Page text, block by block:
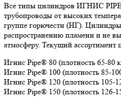
Все типы цилиндров ИГНИС
трубопроводы от высоких
группе горючести (НГ).
распространению пламени и не
атмосферу. Текущий ассортимент
Игнис Pipe® 80 (плотность 65-80
Игнис Pipe® 100 (плотность 85-
Игнис Pipe® 120 (плотность 105-
Игнис Pipe® 150 (плотность 126-